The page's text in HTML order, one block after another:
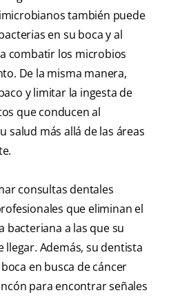
también puede
en su boca y al
combatir los microbios
De la misma manera,
y limitar la ingesta de
que conducen al
salud más allá de las áreas
consultas dentales
que eliminan el
bacteriana a las que su
Además, su dentista
en busca de cáncer
para encontrar señales